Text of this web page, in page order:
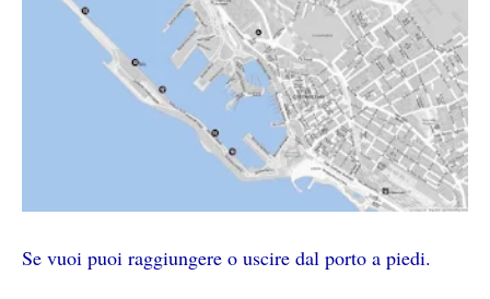
Se vuoi puoi raggiungere o uscire dal porto a piedi.